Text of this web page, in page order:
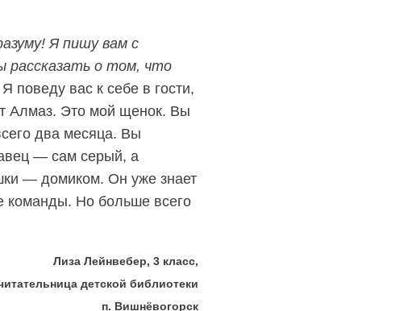
Я пишу вам с
рассказать о том, что
Я поведу вас к себе в гости,
Алмаз. Это мой щенок. Вы
два месяца. Вы
— сам серый, а
— домиком. Он уже знает
команды. Но больше всего
Лиза Лейнвебер, 3 класс,
детской библиотеки
п. Вишнёвогорск